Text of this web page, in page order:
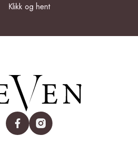
Klikk og hent
facebookinstagram